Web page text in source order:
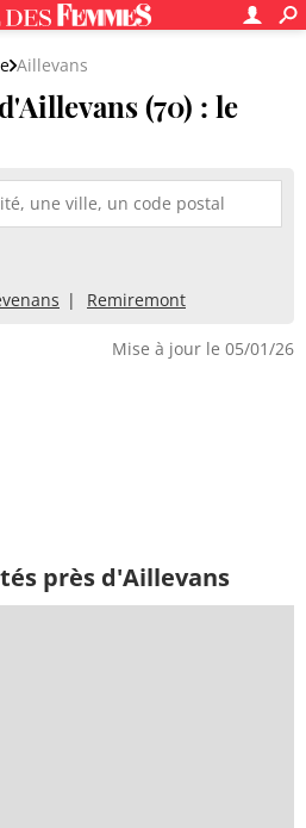
Aillevans
(70) : le
Remiremont
Mise à jour le 05/01/26
près d'Aillevans